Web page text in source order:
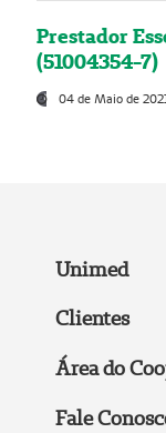
Prestador
(51004354-7)
04 de Maio de
Unimed
Clientes
Área do
Fale